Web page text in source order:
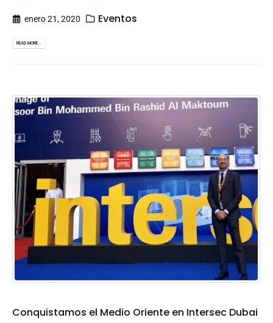
enero 21, 2020 Eventos
READ MORE...
Conquistamos el Medio Oriente en Intersec Dubai